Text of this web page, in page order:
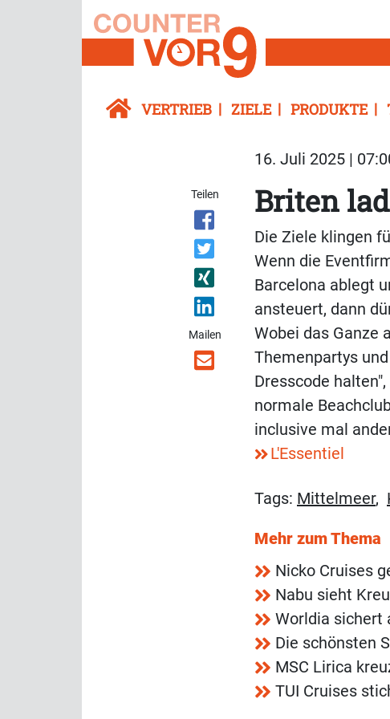
VERTRIEB ZIELE PRODUKTE
16. Juli 2025 |
Teilen
Mailen
Briten
Die Ziele klingen
Wenn die
Barcelona ablegt
ansteuert, dann
Wobei das Ganze
Themenpartys
Dresscode
normale
inclusive mal
L'Essentiel
Tags: Mittelmeer,
Mehr zum Thema
Nicko Cruises
Nabu sieht
Worldia sichert
Die schönsten
MSC Lirica
TUI Cruises